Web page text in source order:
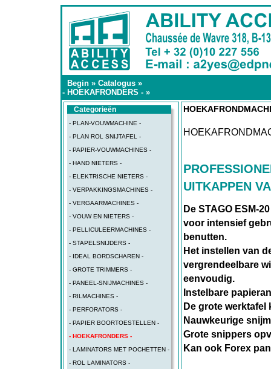
Begin » Catalogus »
- HOEKAFRONDERS - »
Categorieën
- PLAN-VOUWMACHINE -
- PLAN ROL SNIJTAFEL -
- PAPIER-VOUWMACHINES -
- HAND NIETERS -
- ELEKTRISCHE NIETERS -
- VERPAKKINGSMACHINES -
- VERGAARMACHINES -
- VOUW EN NIETERS -
- PELLICULEERMACHINES -
- STAPELSNIJDERS -
- IDEAL BORDSCHAREN -
- GROTE TRIMMERS -
- PANEEL-SNIJMACHINES -
- RILMACHINES -
- PERFORATORS -
- PAPIER BOORTOESTELLEN -
- HOEKAFRONDERS -
- LAMINATORS MET POCHETTEN -
- ROL LAMINATORS -
UITKAPPEN
De STAGO ESM-
voor intensief
benutten.
Het instellen van
vergrendeelbare
eenvoudig.
Instelbare
De grote
Nauwkeurige
Grote snippers
Kan ook Forex